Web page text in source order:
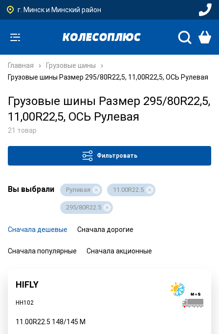
г. Минск и Минский район
Главная
Грузовые шины
Грузовые шины Размер 295/80R22,5, 11,00R22,5, ОСЬ Рулевая
Грузовые шины Размер 295/80R22,5,
11,00R22,5, ОСЬ Рулевая
21 товар
Фильтровать
Вы выбрали Рулевая 11.00R22.5
295/80R22.5
Сначала дешевые Сначала дорогие
Сначала популярные Сначала акционные
HIFLY
HH102
11.00R22.5 148/145 M